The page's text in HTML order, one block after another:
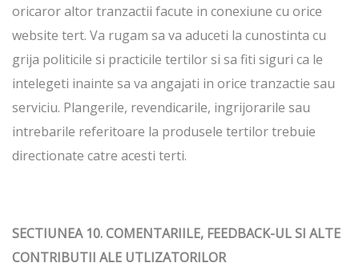
oricaror altor tranzactii facute in conexiune cu orice
website tert. Va rugam sa va aduceti la cunostinta cu
grija politicile si practicile tertilor si sa fiti siguri ca le
intelegeti inainte sa va angajati in orice tranzactie sau
serviciu. Plangerile, revendicarile, ingrijorarile sau
intrebarile referitoare la produsele tertilor trebuie
directionate catre acesti terti.
SECTIUNEA 10. COMENTARIILE, FEEDBACK-UL SI ALTE
CONTRIBUTII ALE UTLIZATORILOR